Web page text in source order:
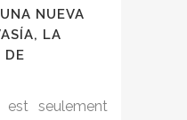
NUEVA
LA
DE
seulement